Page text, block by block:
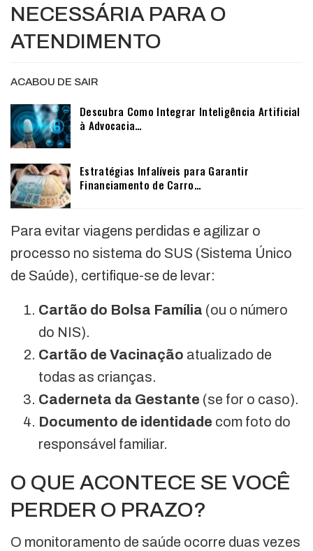
NECESSÁRIA PARA O
ATENDIMENTO
ACABOU DE SAIR
Descubra Como Integrar Inteligência Artificial
à Advocacia…
Estratégias Infalíveis para Garantir
Financiamento de Carro…
Para evitar viagens perdidas e agilizar o
processo no sistema do SUS (Sistema Único
de Saúde), certifique-se de levar:
Cartão do Bolsa Família (ou o número
do NIS).
Cartão de Vacinação atualizado de
todas as crianças.
Caderneta da Gestante (se for o caso).
Documento de identidade com foto do
responsável familiar.
O QUE ACONTECE SE VOCÊ
PERDER O PRAZO?
O monitoramento de saúde ocorre duas vezes